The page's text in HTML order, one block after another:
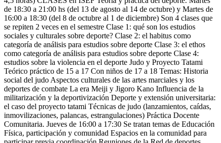
de 18:30 a 21:00 hs (del 13 de agosto al 14 de octubre) y Martes de
16:00 a 18:30 (del 8 de octubre al 1 de diciembre) Son 4 clases que
se repiten 2 veces en el semestre Clase 1: qué son los estudios
sociales y culturales sobre deporte? Clase 2: el habitus como
categoría de análisis para estudios sobre deporte Clase 3: el ethos
como categoría de análisis para estudios sobre deporte Clase 4:
estudios sobre la violencia en el deporte Judo y Proyecto Tatami
Teórico práctico de 15 a 17 Con niños de 17 a 18 Temas: Historia
social del judo Aspectos culturales de las artes marciales y los
deportes de combate La era Meiji y Jigoro Kano Influencia de la
militarización y la deportivización Deporte y extensión universitaria:
el caso del proyecto tatami Técnicas de judo (lanzamientos, caídas,
inmovilizaciones, palancas, estrangulaciones) Práctica Docente
Comunitaria. Jueves de 16:00 a 17:30 Se tratan temas de Educación
Física, participación y comunidad Espacios en la comunidad para